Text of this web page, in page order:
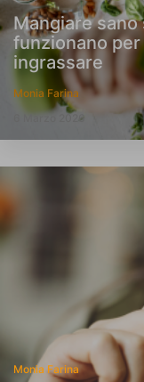
Mangiare
funzionano
ingrassare
Monia Farina
6 Marzo 2026
Monia Farina